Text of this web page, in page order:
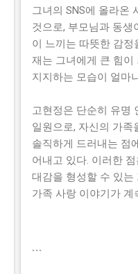
그녀의 SNS에 올라온
것으로, 부모님과 동생
이 느끼는 따뜻한 감정
재는 그녀에게 큰 힘이
지지하는 모습이 얼마
고현정은 단순히 유명
일원으로, 자신의 가
솔직하게 드러내는 점
어내고 있다. 이러한
대감을 형성할 수 있는
가족 사랑 이야기가 계
```